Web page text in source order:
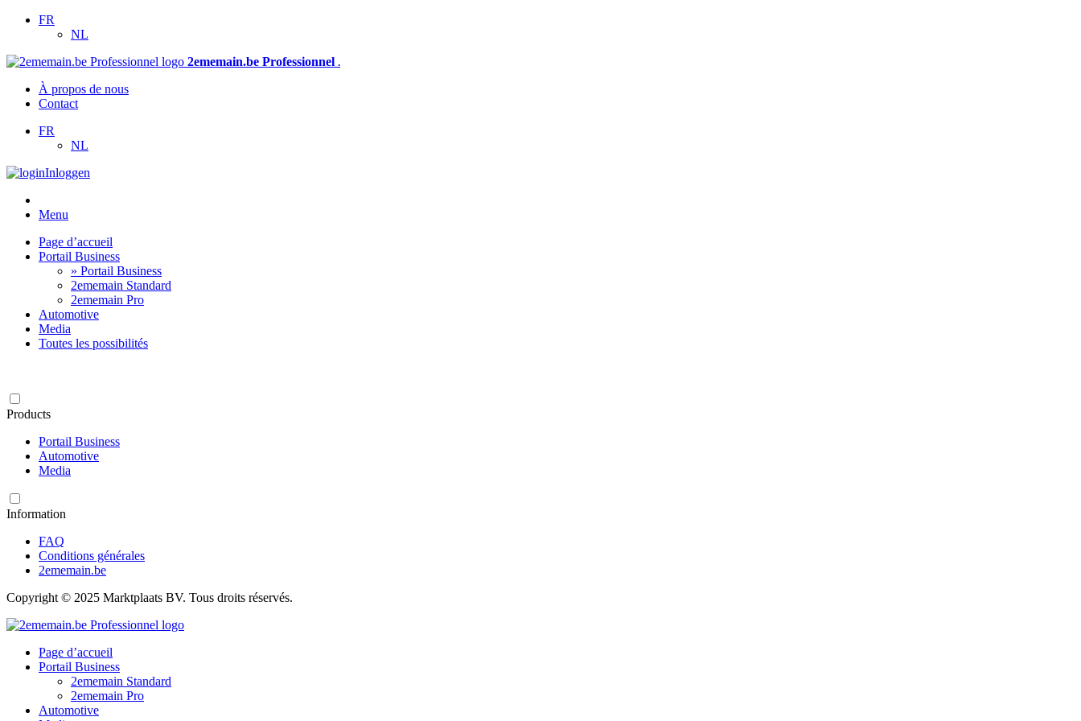
FR
NL
2ememain.be Professionnel .
À propos de nous
Contact
FR
NL
Inloggen
Menu
Page d’accueil
Portail Business
» Portail Business
2ememain Standard
2ememain Pro
Automotive
Media
Toutes les possibilités
Products
Portail Business
Automotive
Media
Information
FAQ
Conditions générales
2ememain.be
Copyright © 2025 Marktplaats BV. Tous droits réservés.
Page d’accueil
Portail Business
2ememain Standard
2ememain Pro
Automotive